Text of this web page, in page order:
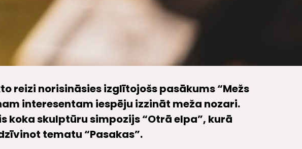
reizi norisināsies izglītojošs pasākums “Mežs
interesentam iespēju izzināt meža nozari.
koka skulptūru simpozijs “Otrā elpa”, kurā
tematu “Pasakas”.